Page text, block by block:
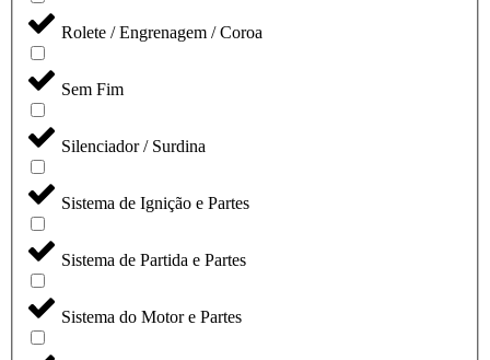
Rolete / Engrenagem / Coroa
Sem Fim
Silenciador / Surdina
Sistema de Ignição e Partes
Sistema de Partida e Partes
Sistema do Motor e Partes